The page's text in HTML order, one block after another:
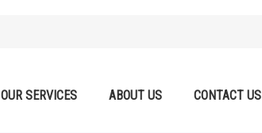
OUR SERVICES ABOUT US CONTACT US